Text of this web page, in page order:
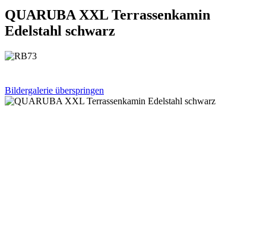
QUARUBA XXL Terrassenkamin
Edelstahl schwarz
Bildergalerie überspringen